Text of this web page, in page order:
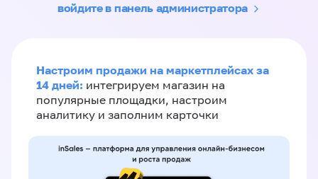
войдите в панель администратора
Настроим продажи на маркетплейсах за
14 дней: интегрируем магазин на
популярные площадки, настроим
аналитику и заполним карточки